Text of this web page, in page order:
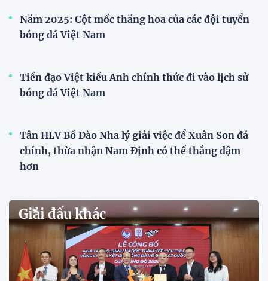
Đội tuyển trẻ
VCK U21 Quốc gia – Cúp FPT Play 2026: Hứa
Quy tụ 12 đội bóng trẻ hàng đầu cả nước, VCK U21
Quốc gia – Cúp FPT Play 2026 hứa hẹn tạo nên cuộc
đua sôi động, đồng thời là bệ phóng cho những
gương mặt triển vọng của bóng đá Việt Nam.